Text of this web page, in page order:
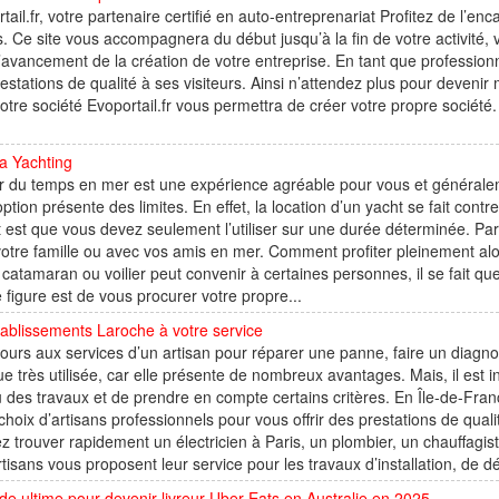
votre partenaire certifié en auto-entreprenariat Profitez de
Ce site vous accompagnera du début jusqu’à la fin de votre
de la création de votre entreprise. En tant que
de qualité à ses visiteurs. Ainsi n’attendez plus pour
société Evoportail.fr vous permettra de créer votre propre
Yachting
du temps en mer est une expérience agréable pour vous et
présente des limites. En effet, la location d’un yacht se fait
est que vous devez seulement l’utiliser sur une durée déterminée.
famille ou avec vos amis en mer. Comment profiter pleinement
ou voilier peut convenir à certaines personnes, il se fait
figure est de vous procurer votre propre...
Laroche à votre service
aux services d’un artisan pour réparer une panne, faire un
très utilisée, car elle présente de nombreux avantages. Mais, il est
des travaux et de prendre en compte certains critères. En Île-de-
d’artisans professionnels pour vous offrir des prestations de
trouver rapidement un électricien à Paris, un plombier, un
vous proposent leur service pour les travaux d’installation, de